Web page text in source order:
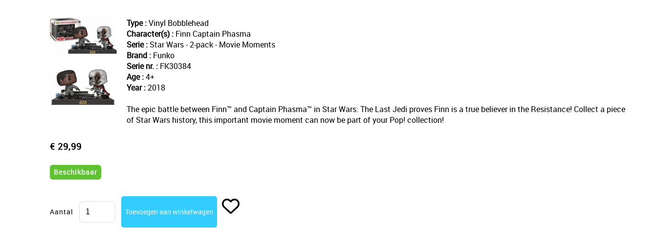
Type :Vinyl Bobblehead
Character(s) : Finn Captain Phasma
Serie : Star Wars - 2-pack - Movie Moments
Brand : Funko
Serie nr. : FK30384
Age :4+
Year :2018
The epic battle between Finn™ and Captain Phasma™ in Star Wars: The Last Jedi proves Finn is a true believer in the Resistance! Collect a piece
of Star Wars history, this important movie moment can now be part of your Pop! collection!
€ 29,99
Beschikbaar
Aantal